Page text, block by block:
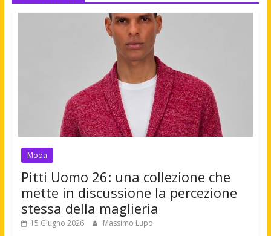
Moda
Pitti Uomo 26: una collezione che
mette in discussione la percezione
stessa della maglieria
15 Giugno 2026 Massimo Lupo